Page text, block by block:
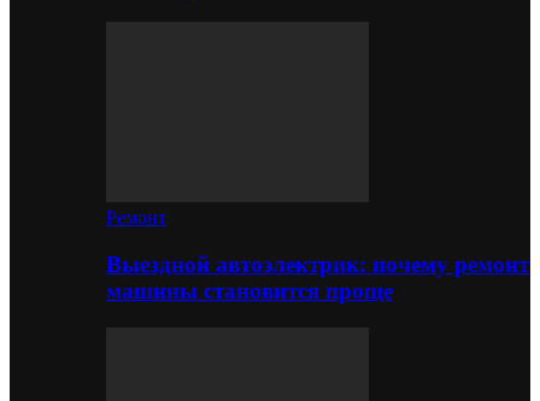
Ремонт
Выездной автоэлектрик: почему ремонт
машины становится проще